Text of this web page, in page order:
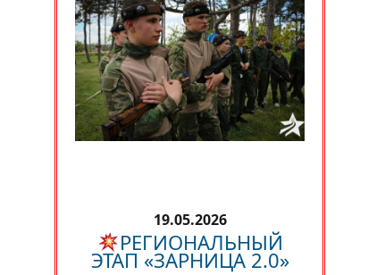
19.05.2026
РЕГИОНАЛЬНЫЙ
ЭТАП «ЗАРНИЦА 2.0»